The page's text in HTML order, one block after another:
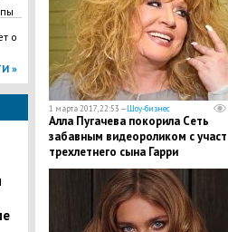
о
»
1 марта 2017, 22:53 —Шоу-бизнес
Алла Пугачева покорила Сеть
забавным видеороликом с
трехлетнего сына Гарри